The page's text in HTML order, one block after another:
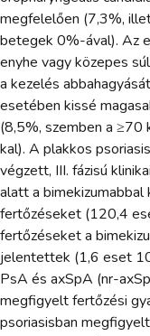
megfelelően (7,3%,
betegek 0%-ával). Az
enyhe vagy közepes
a kezelés
esetében kissé
(8,5%, szemben a
kal). A plakkos
végzett, III. fázisú
alatt a
fertőzéseket (120,4
fertőzéseket a
jelentettek (1,6 eset
PsA és axSpA (nr-
megfigyelt fertőzési
psoriasisban